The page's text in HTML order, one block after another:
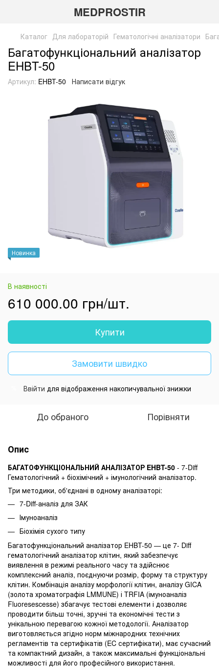
MEDPROSTIR
Каталог Для лабораторій Гематологічні аналізатори
Багатофункціональний аналізатор
EHBT-50
Артикул: EHBT-50 Написати відгук
Новинка
В наявності
610 000.00 грн/шт.
Купити
Замовити швидко
Ввійти для відображення накопичувальної знижки
До обраного Порівняти
Опис
БАГАТОФУНКЦІОНАЛЬНИЙ АНАЛІЗАТОР EHBT-50 - 7-Diff
Гематологічний + біохімічний + імунологічний аналізатор.
Три методики, об'єднані в одному аналізаторі:
7-Diff-аналіз для ЗАК
Імуноаналіз
Біохімія сухого типу
Багатофункціональний аналізатор EHBT-50 — це 7- Diff
гематологічний аналізатор клітин, який забезпечує
виявлення в режимі реального часу та здійснює
комплексний аналіз, поєднуючи розмір, форму та структуру
клітин. Комбінація аналізу морфології клітин, аналізу GICA
(золота хроматографія LMMUNE) і TRFIA (імуноаналіз
Fluoresescesse) збагачує тестові елементи і дозволяє
проводити більш точні, зручні та економічні тести з
унікальною перевагою кожної методології. Аналізатор
виготовляється згідно норм міжнародних технічних
регламентів та сертифікатів (EC сертифікати), має сучасний
та компактний дизайн, а також максимальні функціональні
можливості для його професійного використання.